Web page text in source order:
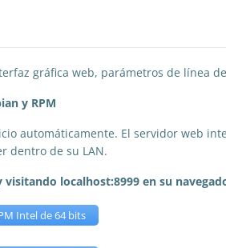
gráfica web, parámetros de línea
y RPM
automáticamente. El servidor web
dentro de su LAN.
localhost:8999 en su
Intel de 64 bits